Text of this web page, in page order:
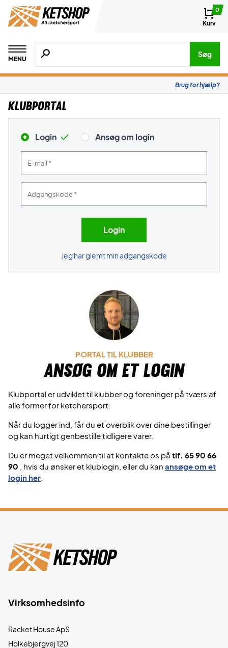
0
Kurv
MENU
Søg efter produkter, mærker etc.
Søg
Brug for hjælp?
Klubportal
Login Ansøg om login
Jeg har glemt min adgangskode
PORTAL TIL KLUBBER
Ansøg om et login
Klubportal er udviklet til klubber og foreninger på tværs af
alle former for ketchersport.
Når du logger ind, får du et overblik over dine bestillinger
og kan hurtigt genbestille tidligere varer.
Du er meget velkommen til at kontakte os på tlf. 65 90 66
90
, hvis du ønsker et klublogin, eller du kan ansøge om et
login her
Virksomhedsinfo
Racket House ApS
Holkebjergvej 120